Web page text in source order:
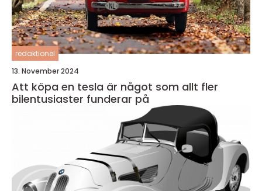
redaktionel
13. November 2024
Att köpa en tesla är något som allt fler
bilentusiaster funderar på